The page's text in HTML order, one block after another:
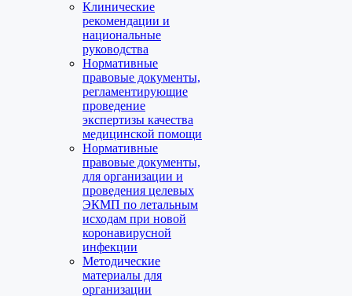
Клинические
рекомендации и
национальные
руководства
Нормативные
правовые документы,
регламентирующие
проведение
экспертизы качества
медицинской помощи
Нормативные
правовые документы,
для организации и
проведения целевых
ЭКМП по летальным
исходам при новой
коронавирусной
инфекции
Методические
материалы для
организации